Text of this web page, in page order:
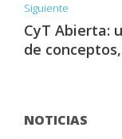
Siguiente
CyT Abierta:
de
NOTICIAS